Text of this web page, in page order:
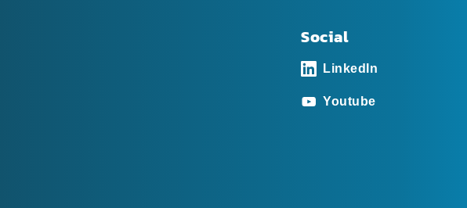
Social
LinkedIn
Youtube